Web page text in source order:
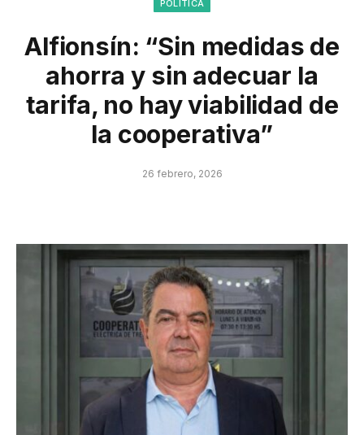
POLÍTICA
Alfionsín: “Sin medidas de
ahorra y sin adecuar la
tarifa, no hay viabilidad de
la cooperativa”
26 febrero, 2026